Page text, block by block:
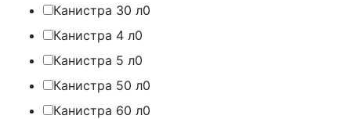
Канистра 30 л0
Канистра 4 л0
Канистра 5 л0
Канистра 50 л0
Канистра 60 л0